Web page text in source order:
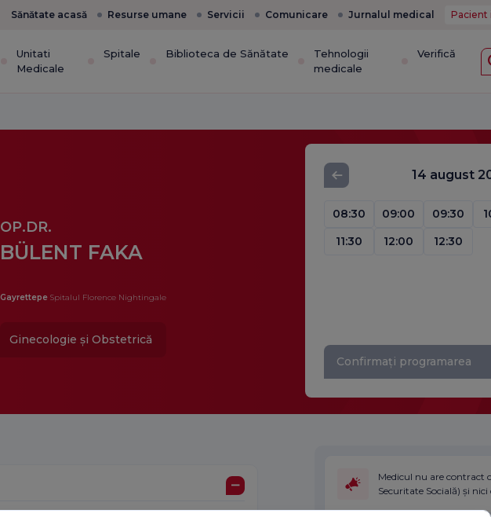
Sănătate acasă Resurse umane Servicii Comunicare Jurnalul medical Pacient
Unitati
Medicale
Spitale Biblioteca de Sănătate
Tehnologii
medicale
Verifică
OP.DR.
BÜLENT FAKA
GayrettepeSpitalul Florence Nightingale
Ginecologie și Obstetrică
14 august
08:30 09:00 09:30
11:30
12:00 12:30
Confirmați programarea
Medicul nu are contract
Securitate Socială) și nici